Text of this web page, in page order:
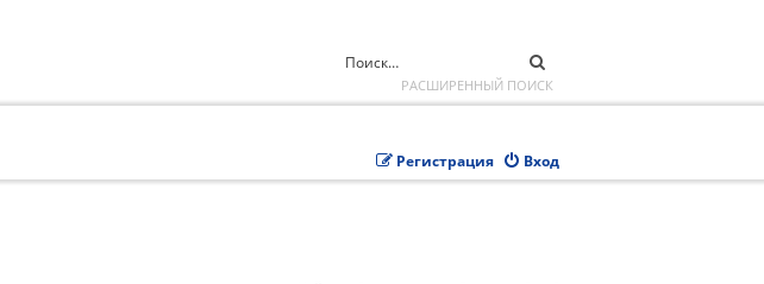
РАСШИРЕННЫЙ ПОИСК
Вход
Регистрация